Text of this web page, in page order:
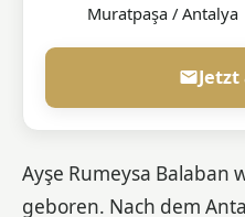
Muratpaşa / Antalya
Ayşe Rumeysa Balaban
geboren. Nach dem